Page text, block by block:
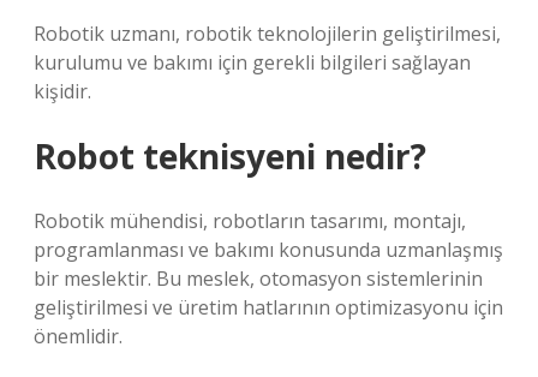
Robotik uzmanı, robotik teknolojilerin geliştirilmesi,
kurulumu ve bakımı için gerekli bilgileri sağlayan
kişidir.
Robot teknisyeni nedir?
Robotik mühendisi, robotların tasarımı, montajı,
programlanması ve bakımı konusunda uzmanlaşmış
bir meslektir. Bu meslek, otomasyon sistemlerinin
geliştirilmesi ve üretim hatlarının optimizasyonu için
önemlidir.